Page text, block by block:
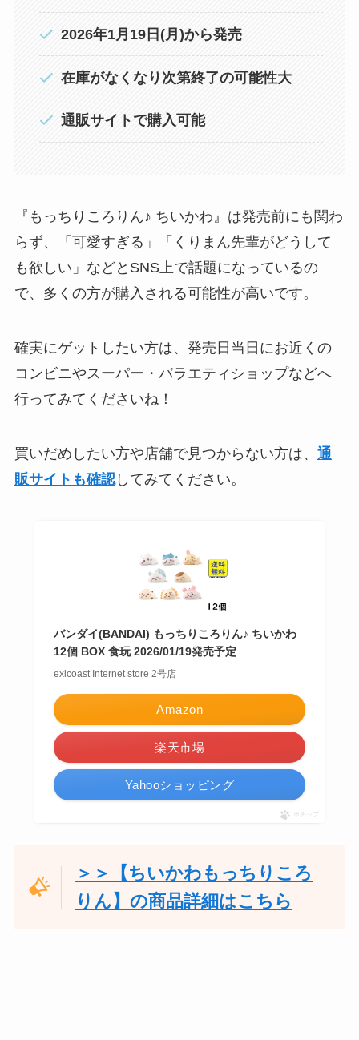
2026年1月19日(月)から発売
在庫がなくなり次第終了の可能性大
通販サイトで購入可能
『もっちりころりん♪ ちいかわ』は発売前にも関わ
らず、「可愛すぎる」「くりまん先輩がどうして
も欲しい」などとSNS上で話題になっているの
で、多くの方が購入される可能性が高いです。
確実にゲットしたい方は、発売日当日にお近くの
コンビニやスーパー・バラエティショップなどへ
行ってみてくださいね！
買いだめしたい方や店舗で見つからない方は、 通
販サイトも確認してみてください。
バンダイ(BANDAI) もっちりころりん♪ ちいかわ
12個 BOX 食玩 2026/01/19発売予定
exicoast Internet store 2号店
Amazon
楽天市場
Yahooショッピング
ポチップ
＞＞【ちいかわもっちりころ
りん】の商品詳細はこちら